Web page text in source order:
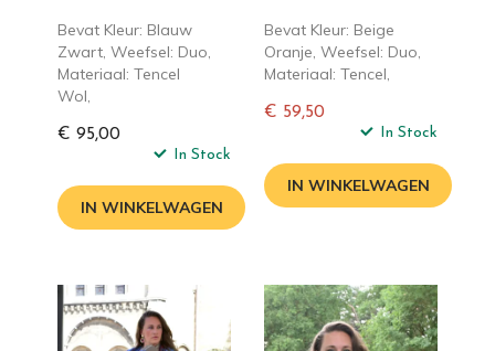
Bevat Kleur: Blauw
Zwart, Weefsel: Duo,
Materiaal: Tencel
Wol,
€ 95,00
In Stock
IN WINKELWAGEN
Bevat Kleur: Beige
Oranje, Weefsel: Duo,
Materiaal: Tencel,
€ 59,50
In Stock
IN WINKELWAGEN